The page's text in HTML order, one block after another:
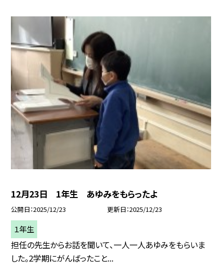
12月23日 1年生 あゆみをもらったよ
公開日 2025/12/23 更新日 2025/12/23
１年生
担任の先生からお話を聞いて、一人一人あゆみをもらいま
した。2学期にがんばったこと...